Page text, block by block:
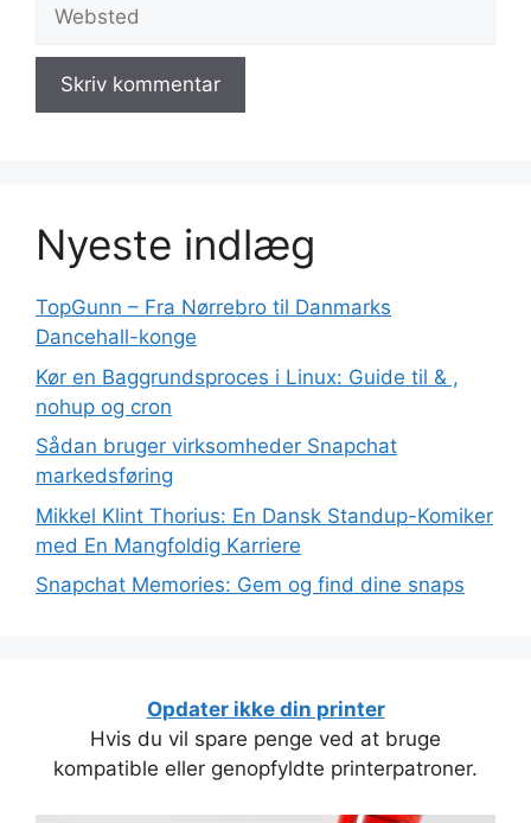
Nyeste indlæg
TopGunn – Fra Nørrebro til Danmarks
Dancehall-konge
Kør en Baggrundsproces i Linux: Guide til & ,
nohup og cron
Sådan bruger virksomheder Snapchat
markedsføring
Mikkel Klint Thorius: En Dansk Standup-Komiker
med En Mangfoldig Karriere
Snapchat Memories: Gem og find dine snaps
Opdater ikke din printer
Hvis du vil spare penge ved at bruge
kompatible eller genopfyldte printerpatroner.